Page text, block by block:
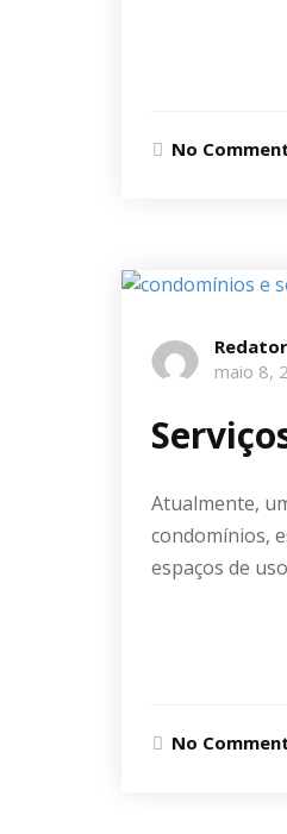
No
Redator
maio 8,
Atualmente,
condomínios,
espaços de
No